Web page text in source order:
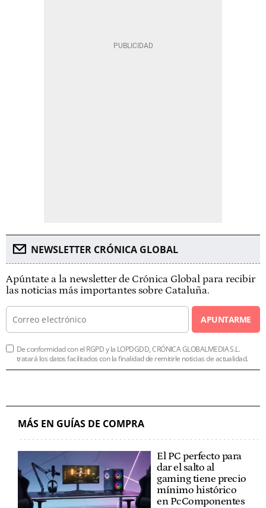
NEWSLETTER CRÓNICA GLOBAL
Apúntate a la newsletter de Crónica Global para recibir
las noticias más importantes sobre Cataluña.
APUNTARME
De conformidad con el RGPD y la LOPDGDD, CRÓNICA GLOBALMEDIA S.L.
tratará los datos facilitados con la finalidad de remitirle noticias de actualidad.
MÁS EN GUÍAS DE COMPRA
El PC perfecto para
dar el salto al
gaming tiene precio
mínimo histórico
en PcComponentes